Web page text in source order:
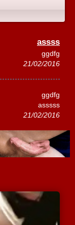
assss
ggdfg
21/02/2016
ggdfg
asssss
21/02/2016